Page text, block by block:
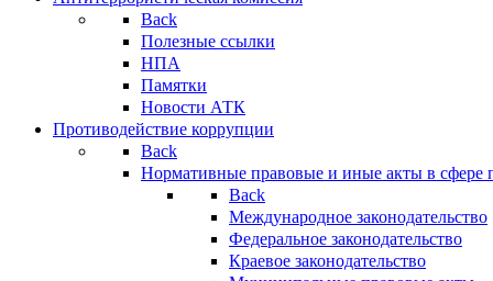
Back
Полезные ссылки
НПА
Памятки
Новости АТК
Противодействие коррупции
Back
Нормативные правовые и иные акты в сфере
Back
Международное законодательство
Федеральное законодательство
Краевое законодательство